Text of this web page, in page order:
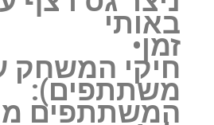
באותי
זמן•
משתתפים):
‏המשתתפים